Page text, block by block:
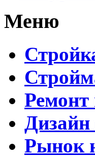
Меню
Ремонт
Дизайн
Рынок